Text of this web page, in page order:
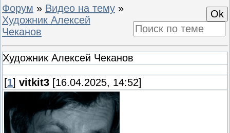
Форум » Видео на тему »
Художник Алексей
Чеканов
Художник Алексей Чеканов
[1] vitkit3 [16.04.2025, 14:52]